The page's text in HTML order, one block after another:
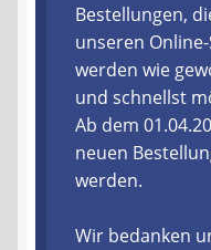
Zahlungsarten
Lieferzeit &
Gutschein
Batterien- und Akku
Bestellungen,
unseren
werden wie
und schnellst
Ab dem
neuen
werden.
Wir bedanken